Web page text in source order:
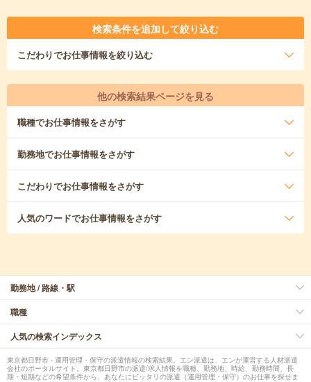
検索条件を追加して絞り込む
こだわりでお仕事情報を絞り込む
他の検索結果ページを見る
職種でお仕事情報をさがす
勤務地でお仕事情報をさがす
こだわりでお仕事情報をさがす
人気のワードでお仕事情報をさがす
勤務地 / 路線・駅
職種
人気の検索インデックス
東京都日野市 - 運用管理・保守の派遣情報の検索結果。エン派遣は、エンが運営する人材派遣
会社のポータルサイト。東京都日野市の派遣/求人情報を職種、勤務地、時給、勤務時間、長
期・短期などの希望条件から、あなたにピッタリの派遣（運用管理・保守）のお仕事を探せま